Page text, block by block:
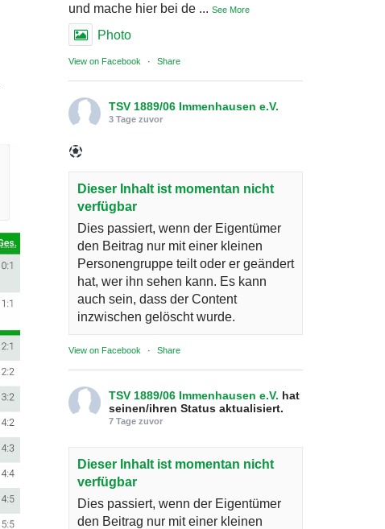
und mache hier bei de ... See More
Photo
View on Facebook · Share
TSV 1889/06 Immenhausen e.V.
3 Tage zuvor
Dieser Inhalt ist momentan nicht
verfügbar
Dies passiert, wenn der Eigentümer
den Beitrag nur mit einer kleinen
Personengruppe teilt oder er geändert
hat, wer ihn sehen kann. Es kann
auch sein, dass der Content
inzwischen gelöscht wurde.
View on Facebook · Share
TSV 1889/06 Immenhausen e.V. hat
seinen/ihren Status aktualisiert.
7 Tage zuvor
Dieser Inhalt ist momentan nicht
verfügbar
Dies passiert, wenn der Eigentümer
den Beitrag nur mit einer kleinen